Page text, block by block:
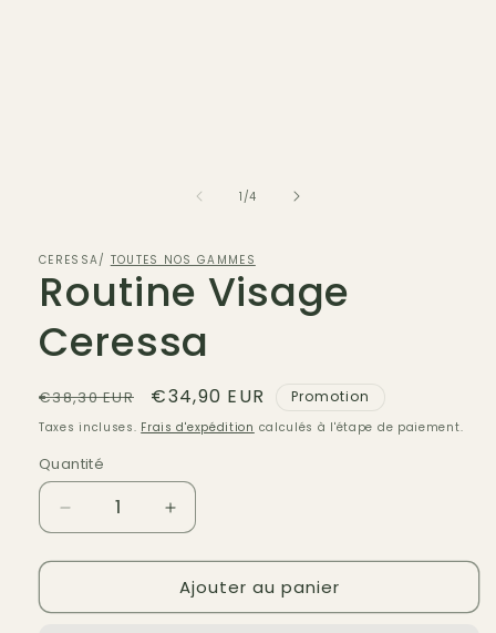
1 /de
4
CERESSA/ TOUTES NOS GAMMES
Routine Visage
Ceressa
Prix
habituel
€38,30 EUR
Prix
promotionnel
€34,90 EUR Promotion
Taxes incluses. Frais d'expédition calculés à l'étape de paiement.
Quantité
Réduire
la
quantité
Routine
Augmenter
la
quantité
de
Routine
Ajouter au panier